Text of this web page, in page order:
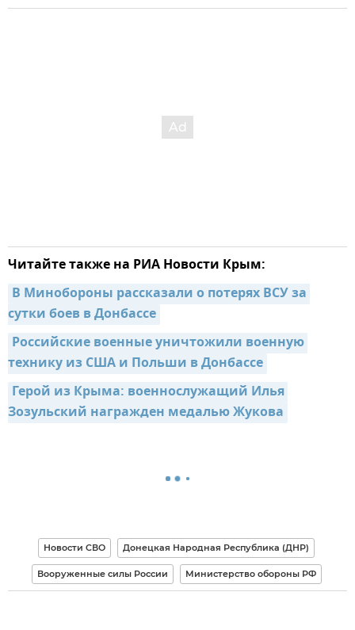
Читайте также на РИА Новости Крым:
В Минобороны рассказали о потерях ВСУ за
сутки боев в Донбассе
Российские военные уничтожили военную
технику из США и Польши в Донбассе
Герой из Крыма: военнослужащий Илья
Зозульский награжден медалью Жукова
Новости СВО Донецкая Народная Республика (ДНР)
Вооруженные силы России Министерство обороны РФ